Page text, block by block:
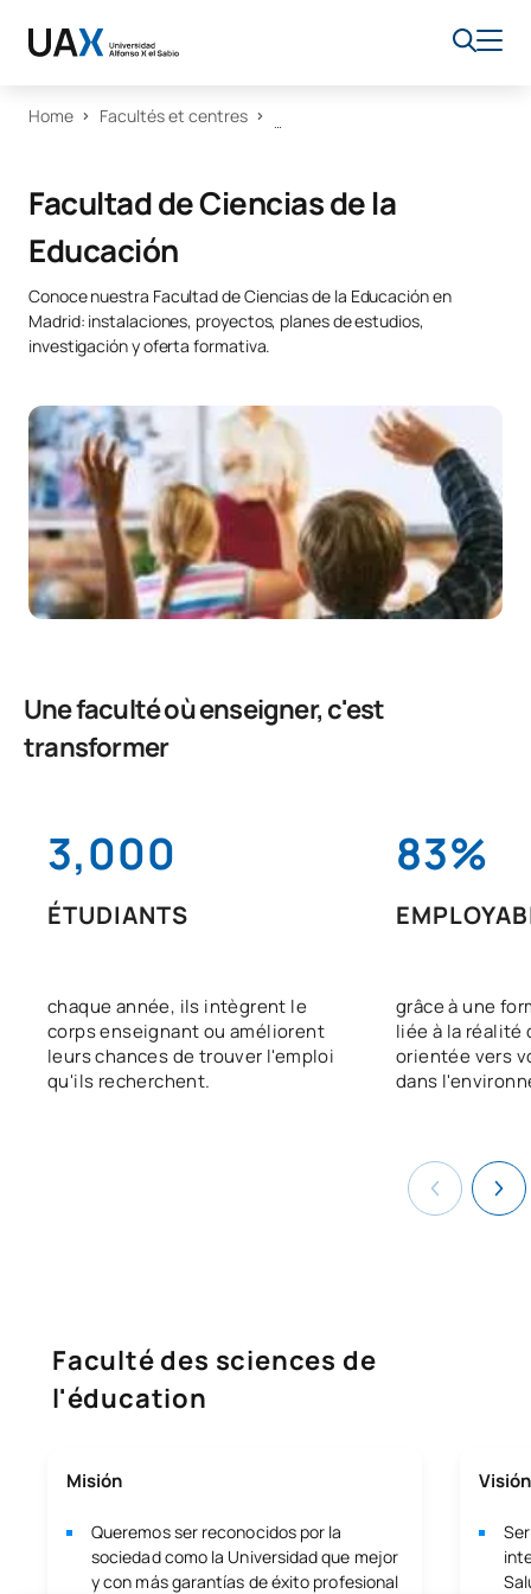
Home Facultés et centres
Facultad de Ciencias de la
Educación
Conoce nuestra Facultad de Ciencias de la Educación en
Madrid: instalaciones, proyectos, planes de estudios,
investigación y oferta formativa.
Une faculté où enseigner, c'est
transformer
3,000
ÉTUDIANTS
chaque année, ils intègrent le
corps enseignant ou améliorent
leurs chances de trouver l'emploi
qu'ils recherchent.
83%
grâce à une
liée à la réalité
orientée vers
dans
Faculté des sciences de
l'éducation
Misión
Queremos ser reconocidos por la
sociedad como la Universidad que mejor
y con más garantías de éxito profesional
Visión